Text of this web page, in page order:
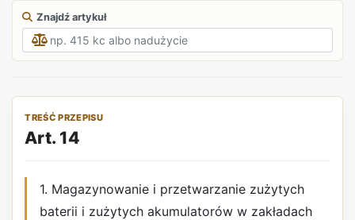
Znajdź artykuł
TREŚĆ PRZEPISU
Art. 14
1. Magazynowanie i przetwarzanie zużytych
baterii i zużytych akumulatorów w zakładach